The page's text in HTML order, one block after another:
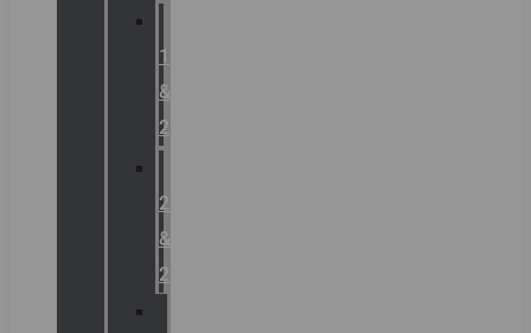
1
&
2
21
&
22